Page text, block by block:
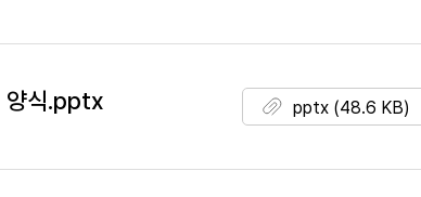
양식.pptx pptx (48.6 KB)